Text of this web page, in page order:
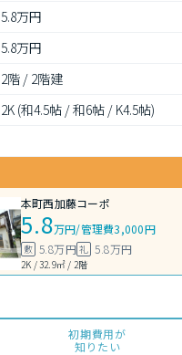
5.8万円
5.8万円
2階 / 2階建
2K (和4.5帖 / 和6帖 / K4.5帖)
本町西加藤コーポ
5.8万円/管理費3,000円
敷 5.8万円礼 5.8万円
2K / 32.9㎡ / 2階
初期費用が
知りたい